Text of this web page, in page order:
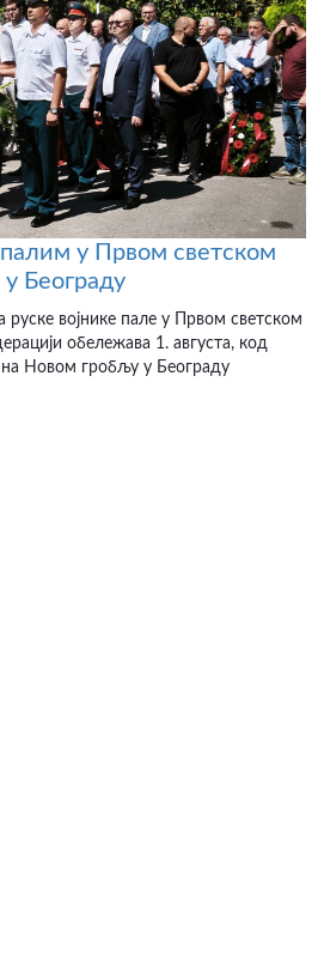
у Првом светском
Београду
војнике пале у Првом светском
обележава 1. августа, код
на Новом гробљу у Београду